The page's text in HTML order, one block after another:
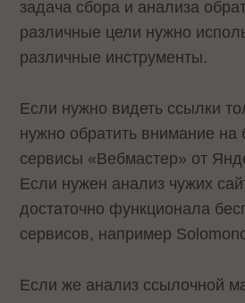
задача сбора и анализа
различные цели нужно
различные инструменты.
Если нужно видеть ссылки
нужно обратить внимание на
сервисы «Вебмастер» от
Если нужен анализ чужих
достаточно функционала
сервисов, например
Если же анализ ссылочной